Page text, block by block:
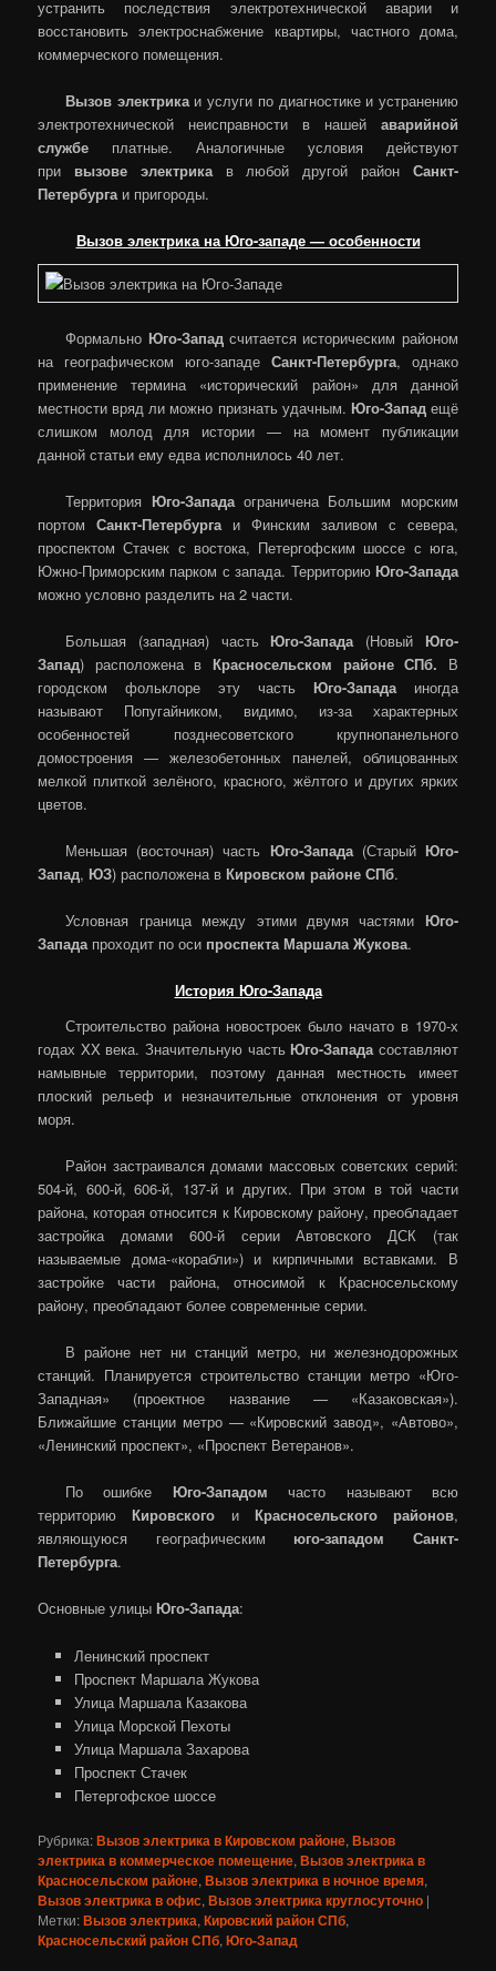
устранить последствия электротехнической аварии и
восстановить электроснабжение квартиры, частного дома,
коммерческого помещения.
Вызов электрика и услуги по диагностике и устранению
электротехнической неисправности в нашей аварийной
службе платные. Аналогичные условия действуют
при вызове электрикав любой другой район Санкт-
Петербурга и пригороды.
Вызов электрика на Юго-западе — особенности
Формально Юго-Западсчитается историческим районом
на географическом юго-западе Санкт-Петербурга, однако
применение термина «исторический район» для данной
местности вряд ли можно признать удачным. Юго-Западещё
слишком молод для истории — на момент публикации
данной статьи ему едва исполнилось 40 лет.
Территория Юго-Западаограничена Большим морским
портомСанкт-Петербургаи Финским заливом с севера,
проспектом Стачек с востока, Петергофским шоссе с юга,
Южно-Приморским парком с запада. Территорию Юго-Запада
можно условно разделить на 2 части.
Большая (западная) часть Юго-Запада(Новый Юго-
Запад) расположена в Красносельском районе СПб. В
городском фольклоре эту часть Юго-Западаиногда
называют Попугайником, видимо, из-за характерных
особенностей позднесоветского крупнопанельного
домостроения — железобетонных панелей, облицованных
мелкой плиткой зелёного, красного, жёлтого и других ярких
цветов.
Меньшая (восточная) часть Юго-Запада(Старый Юго-
Запад, ЮЗ) расположена в Кировском районе СПб.
Условная граница между этими двумя частями Юго-
Западапроходит по оси проспекта Маршала Жукова.
История Юго-Запада
Строительство района новостроек было начато в 1970-х
годах XX века. Значительную часть Юго-Западасоставляют
намывные территории, поэтому данная местность имеет
плоский рельеф и незначительные отклонения от уровня
моря.
Район застраивался домами массовых советских серий:
504-й, 600-й, 606-й, 137-й и других. При этом в той части
района, которая относится к Кировскому району, преобладает
застройка домами 600-й серии Автовского ДСК (так
называемые дома-«корабли») и кирпичными вставками. В
застройке части района, относимой к Красносельскому
району, преобладают более современные серии.
В районе нет ни станций метро, ни железнодорожных
станций. Планируется строительство станции метро «Юго-
Западная» (проектное название — «Казаковская»).
Ближайшие станции метро — «Кировский завод», «Автово»,
«Ленинский проспект», «Проспект Ветеранов».
По ошибке Юго-Западом часто называют всю
территорию Кировского и Красносельского районов,
являющуюся географическим юго-западом Санкт-
Петербурга.
Основные улицы Юго-Запада:
Ленинский проспект
Проспект Маршала Жукова
Улица Маршала Казакова
Улица Морской Пехоты
Улица Маршала Захарова
Проспект Стачек
Петергофское шоссе
Рубрика:Вызов электрика в Кировском районе,Вызов
электрика в коммерческое помещение,Вызов электрика в
Красносельском районе,Вызов электрика в ночное время,
Вызов электрика в офис,Вызов электрика круглосуточно |
Метки:Вызов электрика,Кировский район СПб,
Красносельский район СПб,Юго-Запад